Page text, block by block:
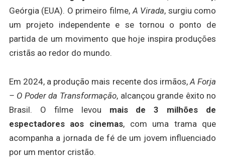
Geórgia (EUA). O primeiro filme,A Virada, surgiu como
um projeto independente e se tornou o ponto de
partida de um movimento que hoje inspira produções
cristãs ao redor do mundo.
Em 2024, a produção mais recente dos irmãos,A Forja
– O Poder da Transformação, alcançou grande êxito no
Brasil. O filme levou mais de 3 milhões de
espectadores aos cinemas, com uma trama que
acompanha a jornada de fé de um jovem influenciado
por um mentor cristão.